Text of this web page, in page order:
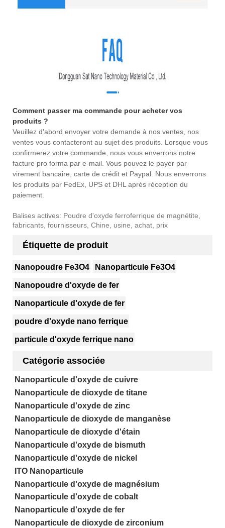
Comment passer ma commande pour acheter vos
produits ?
Veuillez d'abord envoyer votre demande à nos ventes, nos
ventes vous contacteront au sujet des produits. Lorsque vous
confirmerez votre commande, nous vous enverrons notre
facture pro forma par e-mail. Vous pouvez le payer par
virement bancaire, carte de crédit et Paypal. Nous enverrons
les produits par FedEx, UPS et DHL après réception du
paiement.
Balises actives: Poudre d'oxyde ferroferrique de magnétite,
fabricants, fournisseurs, Chine, usine, achat, prix
Étiquette de produit
Nanopoudre Fe3O4 Nanoparticule Fe3O4
Nanopoudre d'oxyde de fer
Nanoparticule d'oxyde de fer
poudre d'oxyde nano ferrique
particule d'oxyde ferrique nano
Catégorie associée
Nanoparticule d'oxyde de cuivre
Nanoparticule de dioxyde de titane
Nanoparticule d'oxyde de zinc
Nanoparticule de dioxyde de manganèse
Nanoparticule de dioxyde d'étain
Nanoparticule d'oxyde de bismuth
Nanoparticule d'oxyde de nickel
ITO Nanoparticule
Nanoparticule d'oxyde de magnésium
Nanoparticule d'oxyde de cobalt
Nanoparticule d'oxyde de fer
Nanoparticule de dioxyde de zirconium